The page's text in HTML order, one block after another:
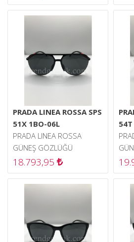
PRADA LINEA ROSSA SPS
51X 1BO-06L
PRADA LINEA ROSSA
GÜNEŞ GÖZLÜĞÜ
18.793,95